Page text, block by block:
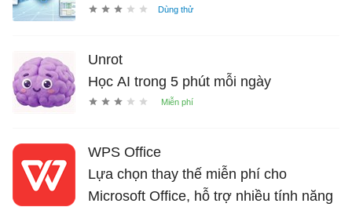
Unrot
Học AI trong 5 phút mỗi ngày
WPS Office
Lựa chọn thay thế miễn phí cho
Microsoft Office, hỗ trợ nhiều tính năng